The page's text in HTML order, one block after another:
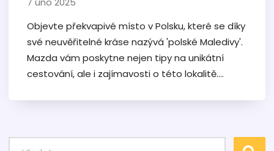
Objevte překvapivé místo v Polsku, které se díky
své neuvěřitelné kráse nazývá 'polské Maledivy'.
Mazda vám poskytne nejen tipy na unikátní
cestování, ale i zajímavosti o této lokalitě.